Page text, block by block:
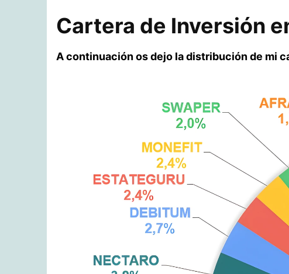
Cartera de Inversión
A continuación os dejo la distribución de mi